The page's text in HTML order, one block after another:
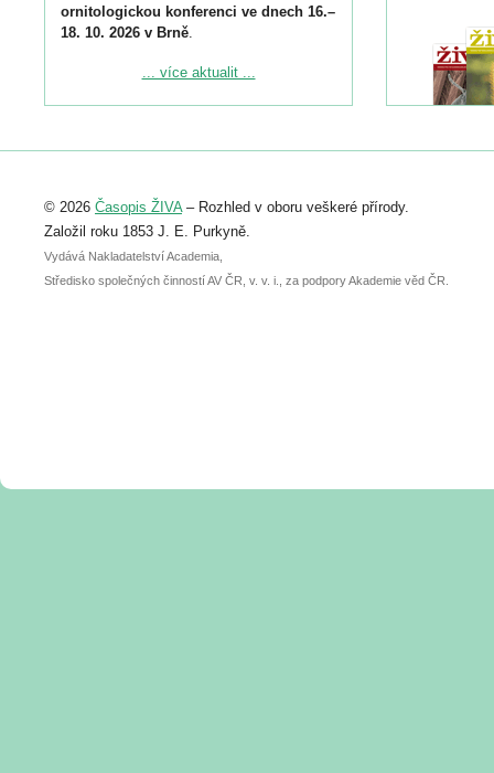
ornitologickou konferenci ve dnech 16.–
18. 10. 2026 v Brně.
Podrobnější informace ke konferenci
Registrovat se můžete do 6. září.
abstraktu přihlášené přednášky nebo
posteru je už 30. června.
... více aktualit ...
© 2026 Časopis ŽIVA– Rozhled v oboru veškeré přírody.
Založil roku 1853 J. E. Purkyně.
Vydává Nakladatelství Academia,
Středisko společných činností AV ČR, v. v. i., za podpory Akademie věd ČR.